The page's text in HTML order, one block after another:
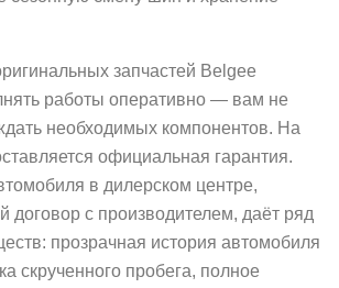
запчастей Belgee
работы оперативно — вам не
необходимых компонентов. На
официальная гарантия.
в дилерском центре,
с производителем, даёт ряд
прозрачная история автомобиля
скрученного пробега, полное